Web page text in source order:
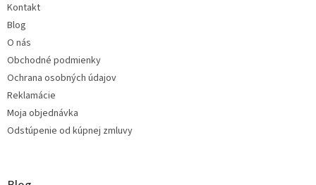
Kontakt
Blog
O nás
Obchodné podmienky
Ochrana osobných údajov
Reklamácie
Moja objednávka
Odstúpenie od kúpnej zmluvy